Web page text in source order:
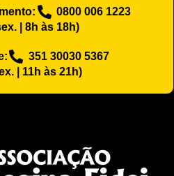
0800 006 1223
| 8h às 18h)
351 30030 5367
| 11h às 21h)